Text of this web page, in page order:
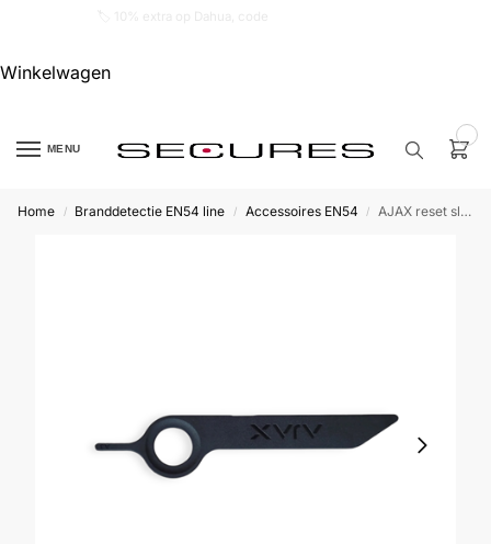
Winkelwagen
MENU
Alarm
samenstellen
Home / Branddetectie EN54 line / Accessoires EN54 / AJAX reset sleutel Manual Callpoint handmelder 10 stuks